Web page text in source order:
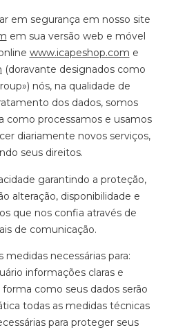
em segurança em nosso site
em sua versão web e móvel
www.icapeshop.com e
(doravante designados como
nós, na qualidade de
dos dados, somos
como processamos e usamos
diariamente novos serviços,
seus direitos.
garantindo a proteção,
alteração, disponibilidade e
que nos confia através de
de comunicação.
medidas necessárias para:
informações claras e
como seus dados serão
todas as medidas técnicas
para proteger seus